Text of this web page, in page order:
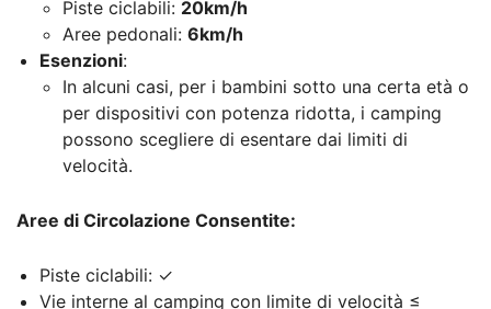
Piste ciclabili: 20km/h
Aree pedonali: 6km/h
Esenzioni:
In alcuni casi, per i bambini sotto una certa età o
per dispositivi con potenza ridotta, i camping
possono scegliere di esentare dai limiti di
velocità.
Aree di Circolazione Consentite:
Piste ciclabili: ✓
Vie interne al camping con limite di velocità ≤